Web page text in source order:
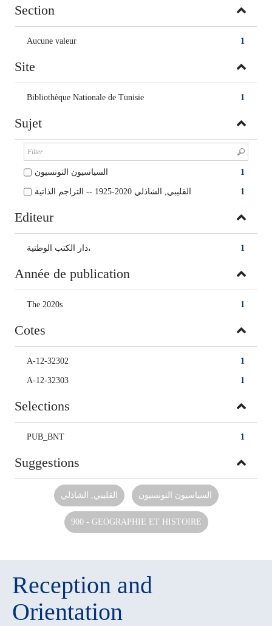
Section
1
Aucune valeur
Site
1
Bibliothèque Nationale de Tunisie
Sujet
1 السياسيون التونسيون‏
1 القليبي‏, ‏الشاذلي‏ 1925-2020 -- ‏‏التراجم الذاتية‏
Editeur
1 ‏دار الكتب الوطنية،
Année de publication
1
The 2020s
Cotes
1
A-12-32302
1
A-12-32303
Selections
1
PUB_BNT
Suggestions
القليبي‏, ‏الشاذلي‏ السياسيون التونسيون‏
900 - GEOGRAPHIE ET HISTOIRE
Reception and
Orientation